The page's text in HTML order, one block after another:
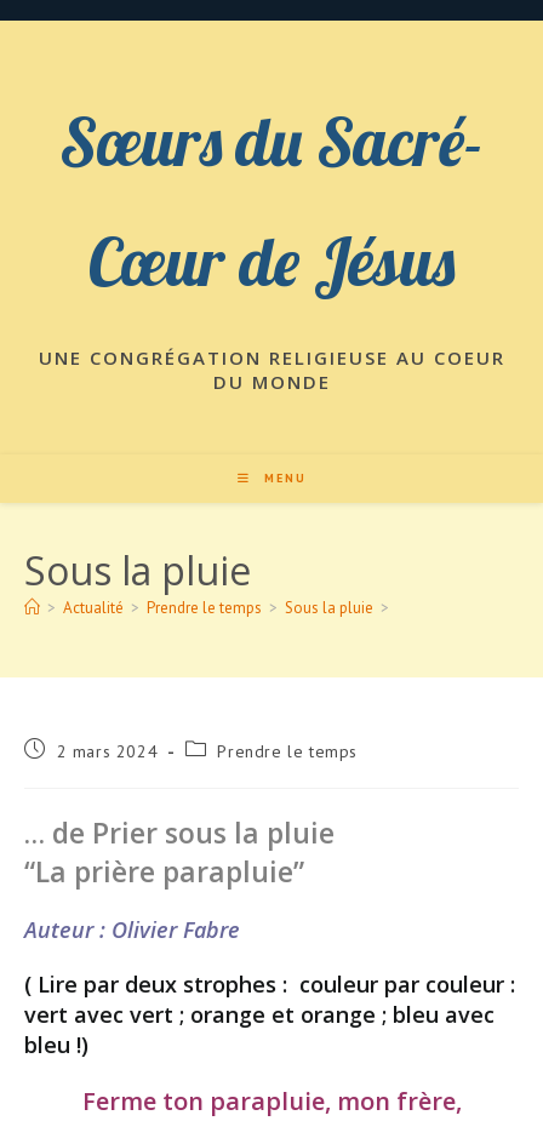
Sœurs du Sacré-
Cœur de Jésus
UNE CONGRÉGATION RELIGIEUSE AU COEUR
DU MONDE
MENU
Sous la pluie
> Actualité > Prendre le temps > Sous la pluie >
Publication
2 mars 2024
PostPrendre le temps
… de Prier sous la pluie
“La prière parapluie”
Auteur : Olivier Fabre
( Lire par deux strophes : couleur par couleur :
vert avec vert ; orange et orange ; bleu avec
bleu !)
Ferme ton parapluie, mon frère,